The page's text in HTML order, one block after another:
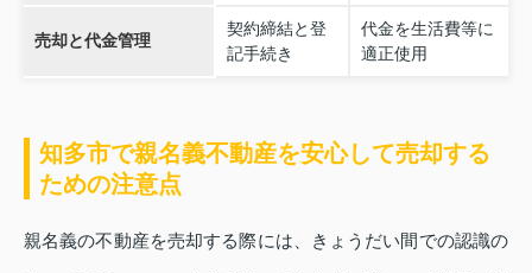
売却と代金管理
契約締結と登
記手続き
代金を生活費等に
適正使用
知多市で親名義不動産を安心して売却する
ための注意点
親名義の不動産を売却する際には、きょうだい間での認識の